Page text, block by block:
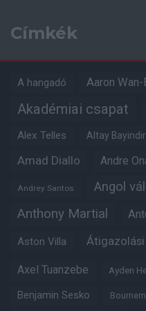
Címkék
A hangadó Aaron
Akadémiai csapat
Alex Telles Altay Bayindir
Amad Diallo Andre
Andrey Santos Angol
Anthony Martial
Aston Villa
Axel Tuanzebe Ayden
Benjamin Sesko